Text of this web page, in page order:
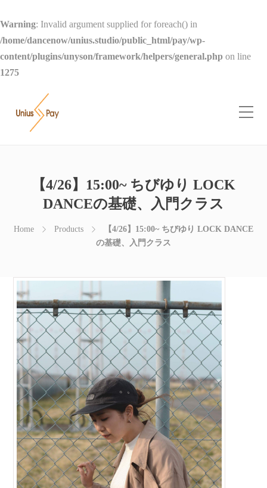
Warning: Invalid argument supplied for foreach() in
/home/dancenow/unius.studio/public_html/pay/wp-
content/plugins/unyson/framework/helpers/general.php on line
1275
【4/26】15:00~ ちびゆり LOCK
DANCEの基礎、入門クラス
Home Products
【4/26】15:00~ ちびゆり LOCK DANCE
の基礎、入門クラス